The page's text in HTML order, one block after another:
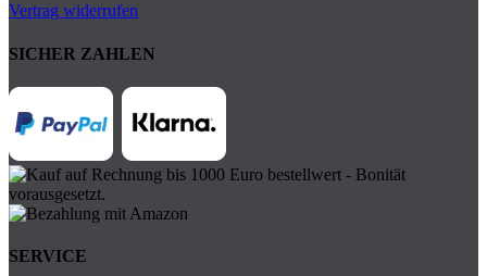
Vertrag widerrufen
SICHER ZAHLEN
SERVICE